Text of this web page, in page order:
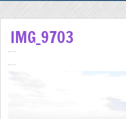
IMG_9703